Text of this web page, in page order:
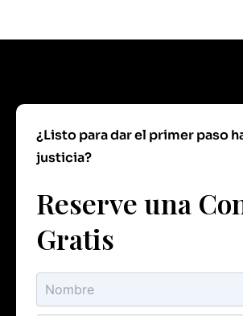
¿Listo para dar el primer paso
justicia?
Reserve una
Gratis